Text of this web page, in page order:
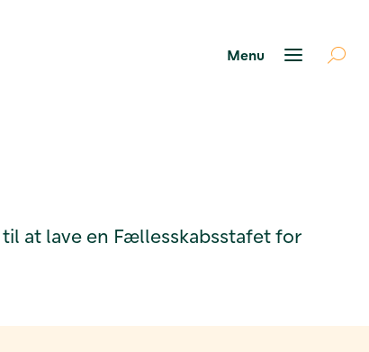
at lave en Fællesskabsstafet for